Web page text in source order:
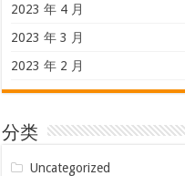
2023 年 4 月
2023 年 3 月
2023 年 2 月
分类
Uncategorized